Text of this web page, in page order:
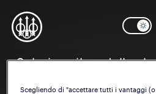
Seleziona il modello
Scegliendo di "accettare tutti i vantaggi